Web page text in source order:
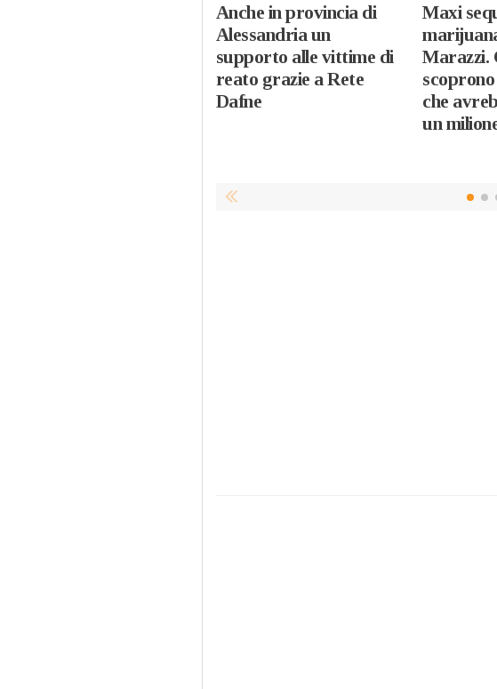
Anche in provincia di
Alessandria un
supporto alle vittime di
reato grazie a Rete
Dafne
Maxi
Marazzi.
che
un